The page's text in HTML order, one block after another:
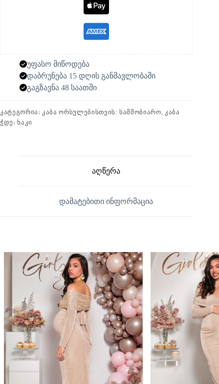
უფასო მიწოდება
დაბრუნება 15 დღის განმავლობაში
გაგზავნა 48 საათში
ᲙᲐᲢᲔᲒᲝᲠᲘᲐ: ᲙᲐᲑᲐ ᲝᲠᲡᲣᲚᲔᲑᲘᲡᲗᲕᲘᲡ: ᲡᲐᲛᲨᲝᲑᲘᲐᲠᲝ, ᲙᲐᲑᲐ
ᲭᲓᲔ:ᲮᲐᲙᲘ
აღწერა
დამატებითი ინფორმაცია